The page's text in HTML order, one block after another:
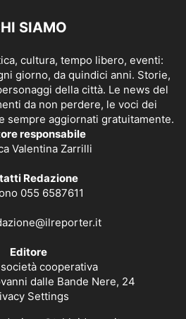
SIAMO
cultura, tempo libero, eventi:
giorno, da quindici anni. Storie,
della città. Le news del
da non perdere, le voci dei
sempre aggiornati gratuitamente.
responsabile
Valentina Zarrilli
Redazione
055 6587611
Editore
società cooperativa
dalle Bande Nere, 24
Settings